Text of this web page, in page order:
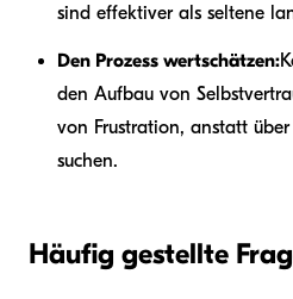
sind effektiver als seltene
Den Prozess wertschätzen:
den Aufbau von
von Frustration, anstatt
suchen.
Häufig gestellte